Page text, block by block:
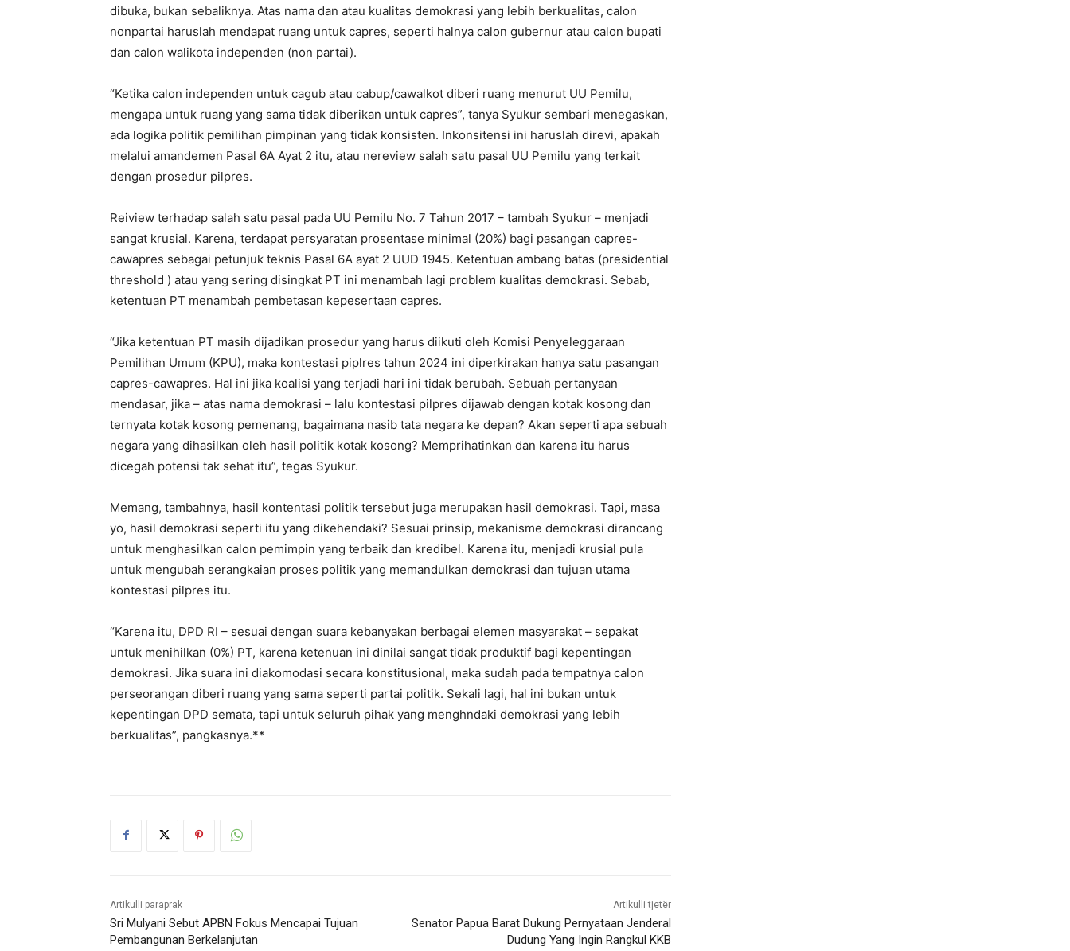
dibuka, bukan sebaliknya. Atas nama dan atau kualitas demokrasi yang lebih berkualitas, calon
nonpartai haruslah mendapat ruang untuk capres, seperti halnya calon gubernur atau calon bupati
dan calon walikota independen (non partai).
“Ketika calon independen untuk cagub atau cabup/cawalkot diberi ruang menurut UU Pemilu,
mengapa untuk ruang yang sama tidak diberikan untuk capres”, tanya Syukur sembari menegaskan,
ada logika politik pemilihan pimpinan yang tidak konsisten. Inkonsitensi ini haruslah direvi, apakah
melalui amandemen Pasal 6A Ayat 2 itu, atau nereview salah satu pasal UU Pemilu yang terkait
dengan prosedur pilpres.
Reiview terhadap salah satu pasal pada UU Pemilu No. 7 Tahun 2017 – tambah Syukur – menjadi
sangat krusial. Karena, terdapat persyaratan prosentase minimal (20%) bagi pasangan capres-
cawapres sebagai petunjuk teknis Pasal 6A ayat 2 UUD 1945. Ketentuan ambang batas (presidential
threshold ) atau yang sering disingkat PT ini menambah lagi problem kualitas demokrasi. Sebab,
ketentuan PT menambah pembetasan kepesertaan capres.
“Jika ketentuan PT masih dijadikan prosedur yang harus diikuti oleh Komisi Penyeleggaraan
Pemilihan Umum (KPU), maka kontestasi piplres tahun 2024 ini diperkirakan hanya satu pasangan
capres-cawapres. Hal ini jika koalisi yang terjadi hari ini tidak berubah. Sebuah pertanyaan
mendasar, jika – atas nama demokrasi – lalu kontestasi pilpres dijawab dengan kotak kosong dan
ternyata kotak kosong pemenang, bagaimana nasib tata negara ke depan? Akan seperti apa sebuah
negara yang dihasilkan oleh hasil politik kotak kosong? Memprihatinkan dan karena itu harus
dicegah potensi tak sehat itu”, tegas Syukur.
Memang, tambahnya, hasil kontentasi politik tersebut juga merupakan hasil demokrasi. Tapi, masa
yo, hasil demokrasi seperti itu yang dikehendaki? Sesuai prinsip, mekanisme demokrasi dirancang
untuk menghasilkan calon pemimpin yang terbaik dan kredibel. Karena itu, menjadi krusial pula
untuk mengubah serangkaian proses politik yang memandulkan demokrasi dan tujuan utama
kontestasi pilpres itu.
“Karena itu, DPD RI – sesuai dengan suara kebanyakan berbagai elemen masyarakat – sepakat
untuk menihilkan (0%) PT, karena ketenuan ini dinilai sangat tidak produktif bagi kepentingan
demokrasi. Jika suara ini diakomodasi secara konstitusional, maka sudah pada tempatnya calon
perseorangan diberi ruang yang sama seperti partai politik. Sekali lagi, hal ini bukan untuk
kepentingan DPD semata, tapi untuk seluruh pihak yang menghndaki demokrasi yang lebih
berkualitas”, pangkasnya.**
Artikulli paraprak
Sri Mulyani Sebut APBN Fokus Mencapai Tujuan
Pembangunan Berkelanjutan
Artikulli tjetër
Senator Papua Barat Dukung Pernyataan Jenderal
Dudung Yang Ingin Rangkul KKB